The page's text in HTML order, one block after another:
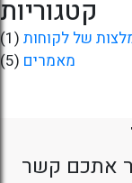
קטגוריות
של לקוחות (1)
מאמרים (5)
אתכם קשר